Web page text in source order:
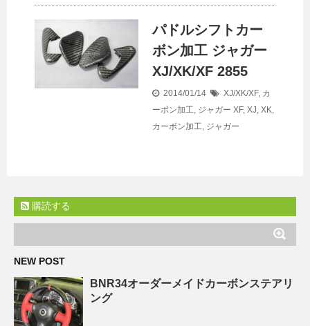
パドルシフトカー
ボン加工 ジャガー
XJ/XK/XF 2855
2014/01/14 XJ/XK/XF, カ
ーボン加工, ジャガー XF, XJ, XK,
カーボン加工, ジャガー
購読する
NEW POST
BNR34オーダーメイドカーボンステアリ
ング